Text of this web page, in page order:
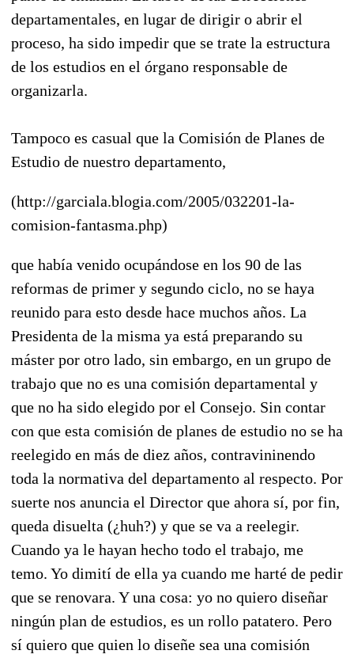
departamentales, en lugar de dirigir o abrir el
proceso, ha sido impedir que se trate la estructura
de los estudios en el órgano responsable de
organizarla.
Tampoco es casual que la Comisión de Planes de
Estudio de nuestro departamento,
(http://garciala.blogia.com/2005/032201-la-
comision-fantasma.php)
que había venido ocupándose en los 90 de las
reformas de primer y segundo ciclo, no se haya
reunido para esto desde hace muchos años. La
Presidenta de la misma ya está preparando su
máster por otro lado, sin embargo, en un grupo de
trabajo que no es una comisión departamental y
que no ha sido elegido por el Consejo. Sin contar
con que esta comisión de planes de estudio no se ha
reelegido en más de diez años, contravininendo
toda la normativa del departamento al respecto. Por
suerte nos anuncia el Director que ahora sí, por fin,
queda disuelta (¿huh?) y que se va a reelegir.
Cuando ya le hayan hecho todo el trabajo, me
temo. Yo dimití de ella ya cuando me harté de pedir
que se renovara. Y una cosa: yo no quiero diseñar
ningún plan de estudios, es un rollo patatero. Pero
sí quiero que quien lo diseñe sea una comisión